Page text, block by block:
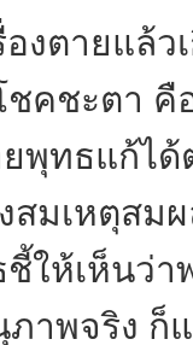
งตายแล้ว
ชคชะตา
พุทธแก้ได้
สมเหตุสม
ให้เห็นว่า
าพจริง ก็